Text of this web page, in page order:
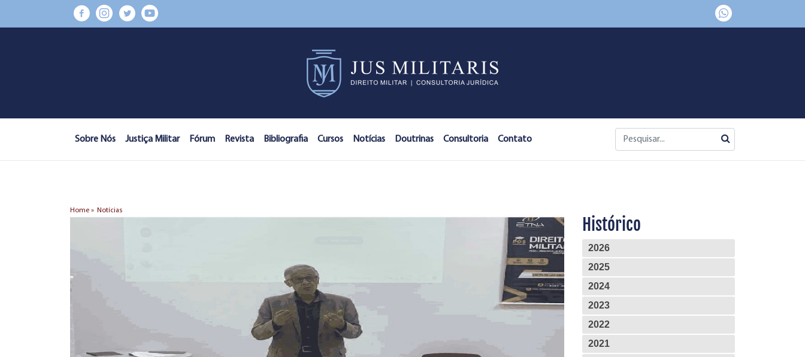
Sobre Nós Justiça Militar Fórum Revista Bibliografia Cursos Notícias Doutrinas Consultoria Contato
Home » Notícias
Histórico
2026
2025
2024
2023
2022
2021